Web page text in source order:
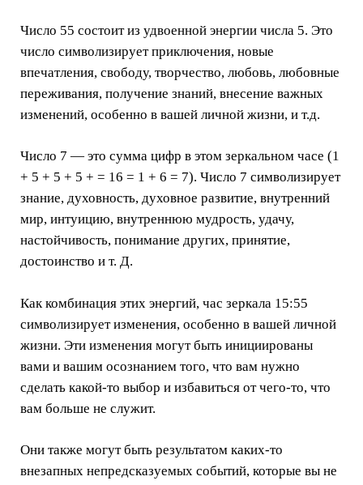
Число 55 состоит из удвоенной энергии числа 5. Это
число символизирует приключения, новые
впечатления, свободу, творчество, любовь, любовные
переживания, получение знаний, внесение важных
изменений, особенно в вашей личной жизни, и т.д.
Число 7 — это сумма цифр в этом зеркальном часе (1
+ 5 + 5 + 5 + = 16 = 1 + 6 = 7). Число 7 символизирует
знание, духовность, духовное развитие, внутренний
мир, интуицию, внутреннюю мудрость, удачу,
настойчивость, понимание других, принятие,
достоинство и т. Д.
Как комбинация этих энергий, час зеркала 15:55
символизирует изменения, особенно в вашей личной
жизни. Эти изменения могут быть инициированы
вами и вашим осознанием того, что вам нужно
сделать какой-то выбор и избавиться от чего-то, что
вам больше не служит.
Они также могут быть результатом каких-то
внезапных непредсказуемых событий, которые вы не